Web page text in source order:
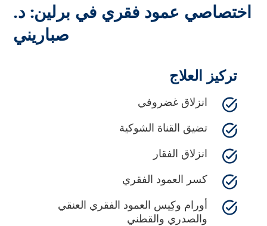
اختصاصي عمود فقري في برلين: د.
صباريني
تركيز العلاج
انزلاق غضروفي
تضيق القناة الشوكية
انزلاق الفقار
كسر العمود الفقري
أورام وكِيس العمود الفقري العنقي
والصدري والقطني